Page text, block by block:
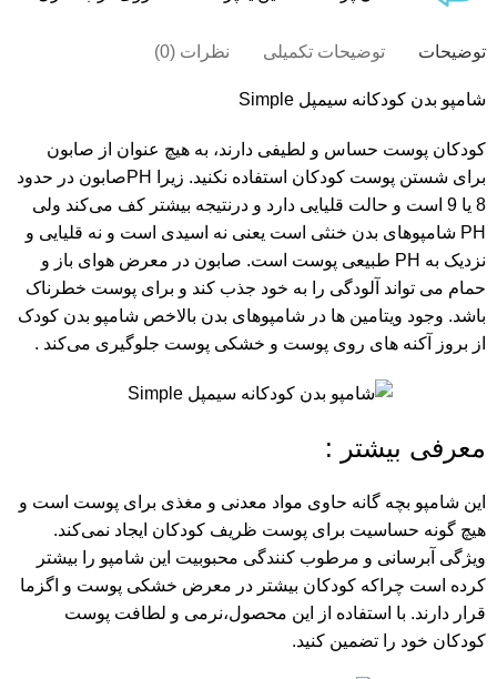
توضیحات توضیحات تکمیلی نظرات (0)
شامپو بدن کودکانه سیمپل Simple
کودکان پوست حساس و لطیفی دارند، به هیچ عنوان از صابون
برای شستن پوست کودکان استفاده نکنید. زیرا PHصابون در حدود
8 یا 9 است و حالت قلیایی دارد و درنتیجه بیشتر کف می‌کند ولی
PH شامپوهای بدن خنثی است یعنی نه اسیدی است و نه قلیایی و
نزدیک به PH طبیعی پوست است. صابون در معرض هوای باز و
حمام می تواند آلودگی را به خود جذب کند و برای پوست خطرناک
باشد. وجود ویتامین ها در شامپوهای بدن بالاخص شامپو بدن کودک
از بروز آکنه های روی پوست و خشکی پوست جلوگیری می‌کند .
معرفی بیشتر :
این شامپو بچه گانه حاوی مواد معدنی و مغذی برای پوست است و
هیچ گونه حساسیت برای پوست ظریف کودکان ایجاد نمی‌کند.
ویژگی آبرسانی و مرطوب کنندگی محبوبیت این شامپو را بیشتر
کرده است چراکه کودکان بیشتر در معرض خشکی پوست و اگزما
قرار دارند. با استفاده از این محصول،نرمی و لطافت پوست
کودکان خود را تضمین کنید.